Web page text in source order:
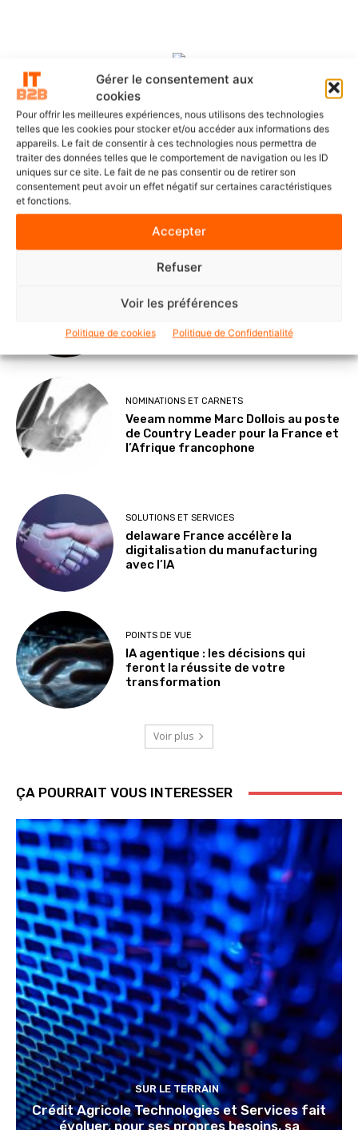
Gérer le consentement aux
cookies
Pour offrir les meilleures expériences, nous utilisons des technologies
telles que les cookies pour stocker et/ou accéder aux informations des
appareils. Le fait de consentir à ces technologies nous permettra de
traiter des données telles que le comportement de navigation ou les ID
uniques sur ce site. Le fait de ne pas consentir ou de retirer son
consentement peut avoir un effet négatif sur certaines caractéristiques
et fonctions.
Accepter
Refuser
Voir les préférences
Politique de cookies Politique de Confidentialité
DERNIERS ARTICLES
SOLUTIONS ET SERVICES
ITS Group construit les fondations
Le Mode IA de Google, ou le Shadow
NOMINATIONS ET CARNETS
Veeam nomme Marc Dollois au poste
de Country Leader pour la France et
l’Afrique francophone
SOLUTIONS ET SERVICES
delaware France accélère la
digitalisation du manufacturing
avec l’IA
POINTS DE VUE
IA agentique : les décisions qui
feront la réussite de votre
transformation
Voir plus
ÇA POURRAIT VOUS INTERESSER
SUR LE TERRAIN
Crédit Agricole Technologies et Services fait
évoluer, pour ses propres besoins, sa